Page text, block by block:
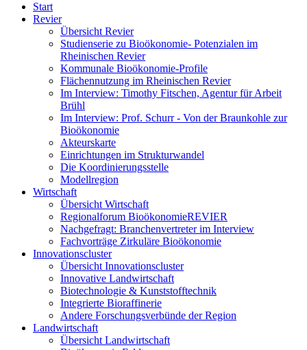
Start
Revier
Übersicht Revier
Studienserie zu Bioökonomie- Potenzialen im
Rheinischen Revier
Kommunale Bioökonomie-Profile
Flächennutzung im Rheinischen Revier
Im Interview: Timothy Fitschen, Agentur für Arbeit
Brühl
Im Interview: Prof. Schurr - Von der Braunkohle zur
Bioökonomie
Akteurskarte
Einrichtungen im Strukturwandel
Die Koordinierungsstelle
Modellregion
Wirtschaft
Übersicht Wirtschaft
Regionalforum BioökonomieREVIER
Nachgefragt: Branchenvertreter im Interview
Fachvorträge Zirkuläre Bioökonomie
Innovationscluster
Übersicht Innovationscluster
Innovative Landwirtschaft
Biotechnologie & Kunststofftechnik
Integrierte Bioraffinerie
Andere Forschungsverbünde der Region
Landwirtschaft
Übersicht Landwirtschaft